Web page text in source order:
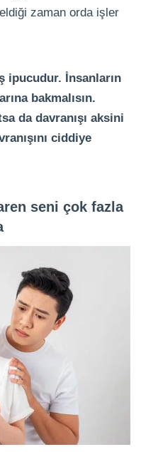
zaman orda işler
ipucudur. İnsanların
bakmalısın.
da davranışı aksini
ciddiye
seni çok fazla